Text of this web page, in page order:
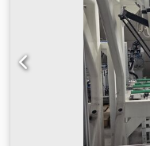
do robô: 32 kg
Yaskawa YRC1000
Yaskawa Alimentação:
Corrente de entrada: 15
contra sobrecarga do
curto-circuito: 2,5 kA
1000-06VX8-E10
Motoman GP8
Yaskawa YRC1000